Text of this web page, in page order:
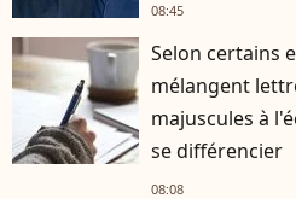
08:45
Selon certains
mélangent
majuscules à
se différencier
08:08